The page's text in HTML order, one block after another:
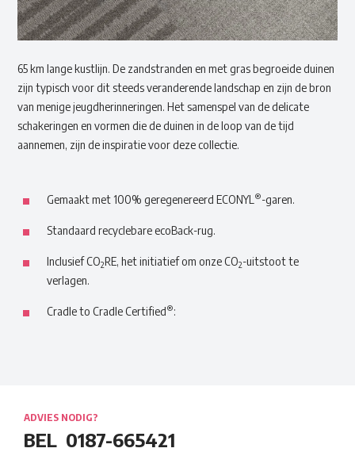
65 km lange kustlijn. De zandstranden en met gras begroeide duinen
zijn typisch voor dit steeds veranderende landschap en zijn de bron
van menige jeugdherinneringen. Het samenspel van de delicate
schakeringen en vormen die de duinen in de loop van de tijd
aannemen, zijn de inspiratie voor deze collectie.
Gemaakt met 100% geregenereerd ECONYL ®-garen.
Standaard recyclebare ecoBack-rug.
Inclusief CO2RE, het initiatief om onze CO2-uitstoot te
verlagen.
Cradle to Cradle Certified®:
ADVIES NODIG?
BEL 0187-665421